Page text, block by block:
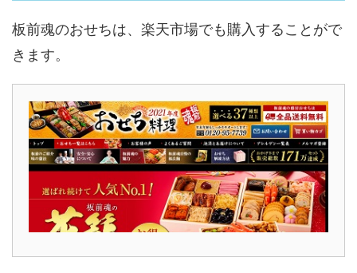
板前魂のおせちは、楽天市場でも購入することがで
きます。